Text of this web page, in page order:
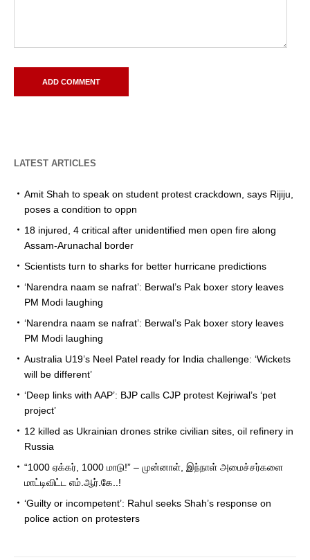
LATEST ARTICLES
Amit Shah to speak on student protest crackdown, says Rijiju,
poses a condition to oppn
18 injured, 4 critical after unidentified men open fire along
Assam-Arunachal border
Scientists turn to sharks for better hurricane predictions
‘Narendra naam se nafrat’: Berwal’s Pak boxer story leaves
PM Modi laughing
‘Narendra naam se nafrat’: Berwal’s Pak boxer story leaves
PM Modi laughing
Australia U19’s Neel Patel ready for India challenge: ‘Wickets
will be different’
‘Deep links with AAP’: BJP calls CJP protest Kejriwal’s ‘pet
project’
12 killed as Ukrainian drones strike civilian sites, oil refinery in
Russia
“1000 ஏக்கர், 1000 மாடு!” – முன்னாள், இந்நாள் அமைச்சர்களை
மாட்டிவிட்ட எம்.ஆர்.கே..!
‘Guilty or incompetent’: Rahul seeks Shah’s response on
police action on protesters